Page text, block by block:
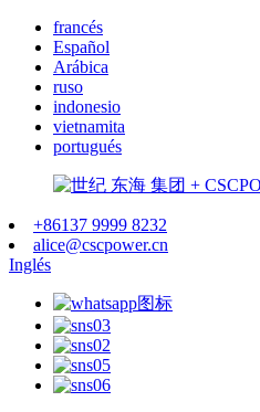
francés
Español
Arábica
ruso
indonesio
vietnamita
portugués
+86137 9999 8232
alice@cscpower.cn
Inglés